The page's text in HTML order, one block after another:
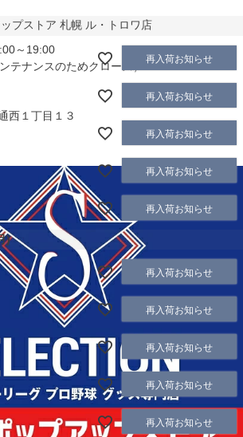
プストア 札幌 ル・トロワ店
～19:00
テナンスのためクローズ）
西１丁目１３
再入荷お知らせ
再入荷お知らせ
再入荷お知らせ
再入荷お知らせ
再入荷お知らせ
)
再入荷お知らせ
再入荷お知らせ
再入荷お知らせ
再入荷お知らせ
再入荷お知らせ